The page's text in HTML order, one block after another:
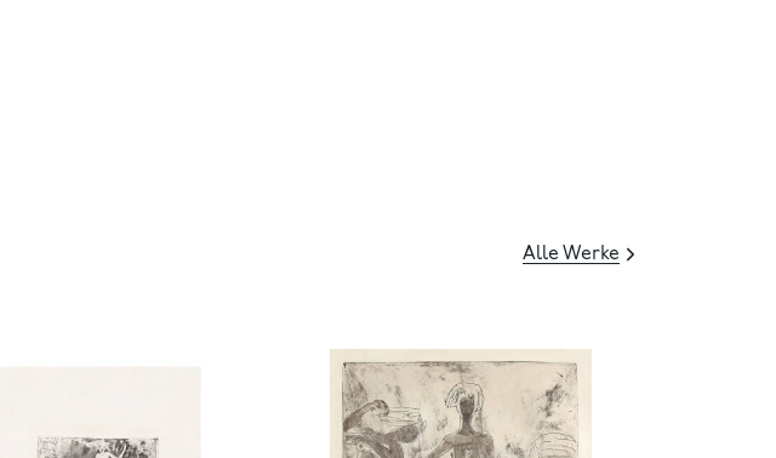
Alle Werke